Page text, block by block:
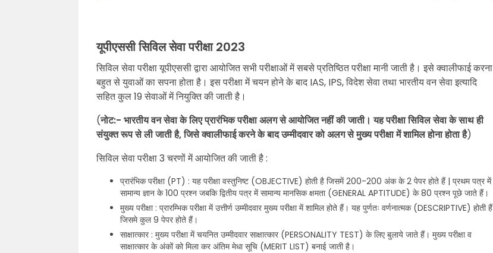
यूपीएससी सिविल सेवा परीक्षा 2023
सिविल सेवा परीक्षा यूपीएससी द्वारा आयोजित सभी परीक्षाओं में सबसे प्रतिष्ठित परीक्षा मानी जाती है। इसे क्वालीफाई करना
बहुत से युवाओं का सपना होता है। इस परीक्षा में चयन होने के बाद IAS, IPS, विदेश सेवा तथा भारतीय वन सेवा इत्यादि
सहित कुल 19 सेवाओं में नियुक्ति की जाती है।
(नोट:- भारतीय वन सेवा के लिए प्रारंभिक परीक्षा अलग से आयोजित नहीं की जाती। यह परीक्षा सिविल सेवा के साथ ही
संयुक्त रूप से ली जाती है, जिसे क्वालीफाई करने के बाद उम्मीदवार को अलग से मुख्य परीक्षा में शामिल होना होता है)
सिविल सेवा परीक्षा 3 चरणों में आयोजित की जाती है :
प्रारंभिक परीक्षा (PT) : यह परीक्षा वस्तुनिष्ट (OBJECTIVE) होती है जिसमें 200-200 अंक के 2 पेपर होते हैं | प्रथम पत्र में
सामान्य ज्ञान के 100 प्रश्न जबकि द्वितीय पत्र में सामान्य मानसिक क्षमता (GENERAL APTITUDE) के 80 प्रश्न पूछे जाते हैं।
मुख्य परीक्षा : प्रारम्भिक परीक्षा में उत्तीर्ण उम्मीदवार मुख्य परीक्षा में शामिल होते हैं। यह पुर्णतः वर्णनात्मक (DESCRIPTIVE) होती हैं
जिसमे कुल 9 पेपर होते हैं।
साक्षात्कार : मुख्य परीक्षा में चयनित उम्मीदवार साक्षात्कार (PERSONALITY TEST) के लिए बुलाये जाते हैं। मुख्य परीक्षा व
साक्षात्कार के अंकों को मिला कर अंतिम मेधा सूचि (MERIT LIST) बनाई जाती है।